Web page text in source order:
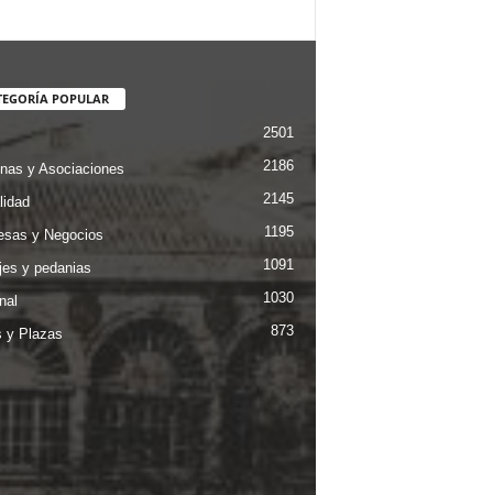
POPULAR
2501
y Asociaciones 2186
2145
y Negocios 1195
y pedanias 1091
1030
y Plazas 873